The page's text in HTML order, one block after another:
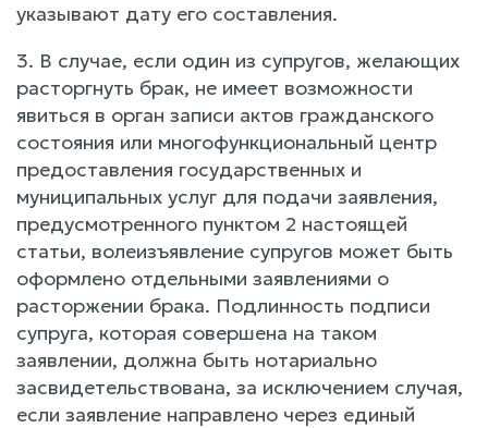
указывают дату его составления.
3. В случае, если один из супругов, желающих
расторгнуть брак, не имеет возможности
явиться в орган записи актов гражданского
состояния или многофункциональный центр
предоставления государственных и
муниципальных услуг для подачи заявления,
предусмотренного пунктом 2 настоящей
статьи, волеизъявление супругов может быть
оформлено отдельными заявлениями о
расторжении брака. Подлинность подписи
супруга, которая совершена на таком
заявлении, должна быть нотариально
засвидетельствована, за исключением случая,
если заявление направлено через единый